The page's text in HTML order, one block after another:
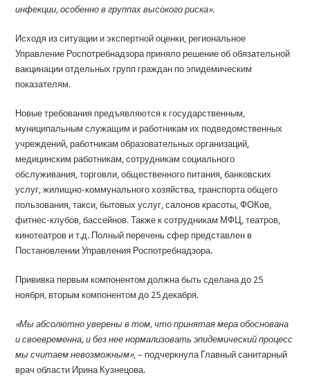
инфекции, особенно в группах высокого риска».
Исходя из ситуации и экспертной оценки, региональное
Управление Роспотребнадзора приняло решение об обязательной
вакцинации отдельных групп граждан по эпидемическим
показателям.
Новые требования предъявляются к государственным,
муниципальным служащим и работникам их подведомственных
учреждений, работникам образовательных организаций,
медицинским работникам, сотрудникам социального
обслуживания, торговли, общественного питания, банковских
услуг, жилищно-коммунального хозяйства, транспорта общего
пользования, такси, бытовых услуг, салонов красоты, ФОКов,
фитнес-клубов, бассейнов. Также к сотрудникам МФЦ, театров,
кинотеатров и т.д. Полный перечень сфер представлен в
Постановлении Управления Роспотребнадзора.
Прививка первым компонентом должна быть сделана до 25
ноября, вторым компонентом до 25 декабря.
«Мы абсолютно уверены в том, что принятая мера обоснована
и своевременна, и без нее нормализовать эпидемический процесс
мы считаем невозможным», – подчеркнула Главный санитарный
врач области Ирина Кузнецова.